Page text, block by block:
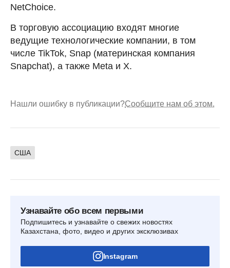
NetChoice.
В торговую ассоциацию входят многие
ведущие технологические компании, в том
числе TikTok, Snap (материнская компания
Snapchat), а также Meta и X.
Нашли ошибку в публикации?Сообщите нам об этом.
США
Узнавайте обо всем первыми
Подпишитесь и узнавайте о свежих новостях
Казахстана, фото, видео и других эксклюзивах
Instagram